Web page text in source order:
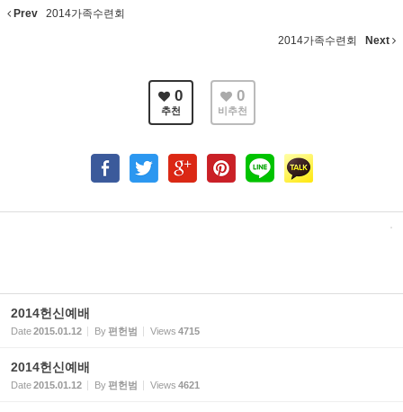
Prev 2014가족수련회
2014가족수련회 Next
0
추천
0
비추천
2014헌신예배
Date2015.01.12 By편헌범 Views 4715
2014헌신예배
Date2015.01.12 By편헌범 Views 4621